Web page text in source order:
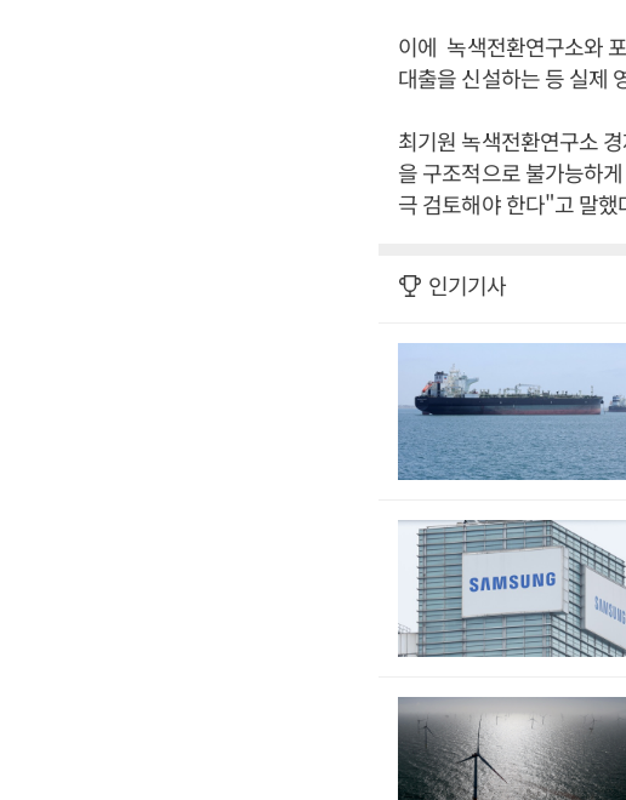
이에 녹색전환연구소와
대출을 신설하는 등 실제
최기원 녹색전환연구소
을 구조적으로 불가능하
극 검토해야 한다"고 말했
인기기사